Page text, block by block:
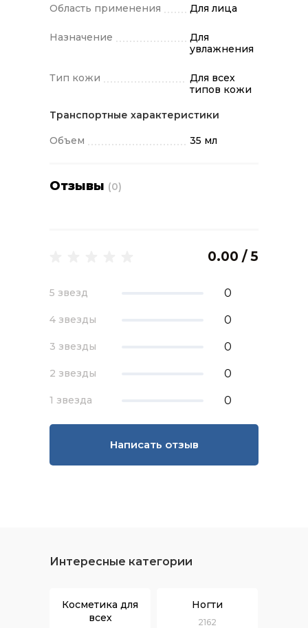
Область применения Для лица
Назначение
Для
увлажнения
Тип кожи
Для всех
типов кожи
Транспортные характеристики
Объем 35 мл
Отзывы (0)
0.00 / 5
5 звезд 0
4 звезды 0
3 звезды 0
2 звезды 0
1 звезда 0
Написать отзыв
Интересные категории
Косметика для
всех
Ногти
2162